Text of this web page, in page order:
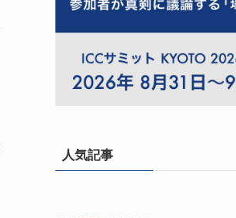
人気記事